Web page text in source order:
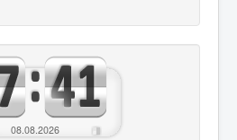
08.08.2026